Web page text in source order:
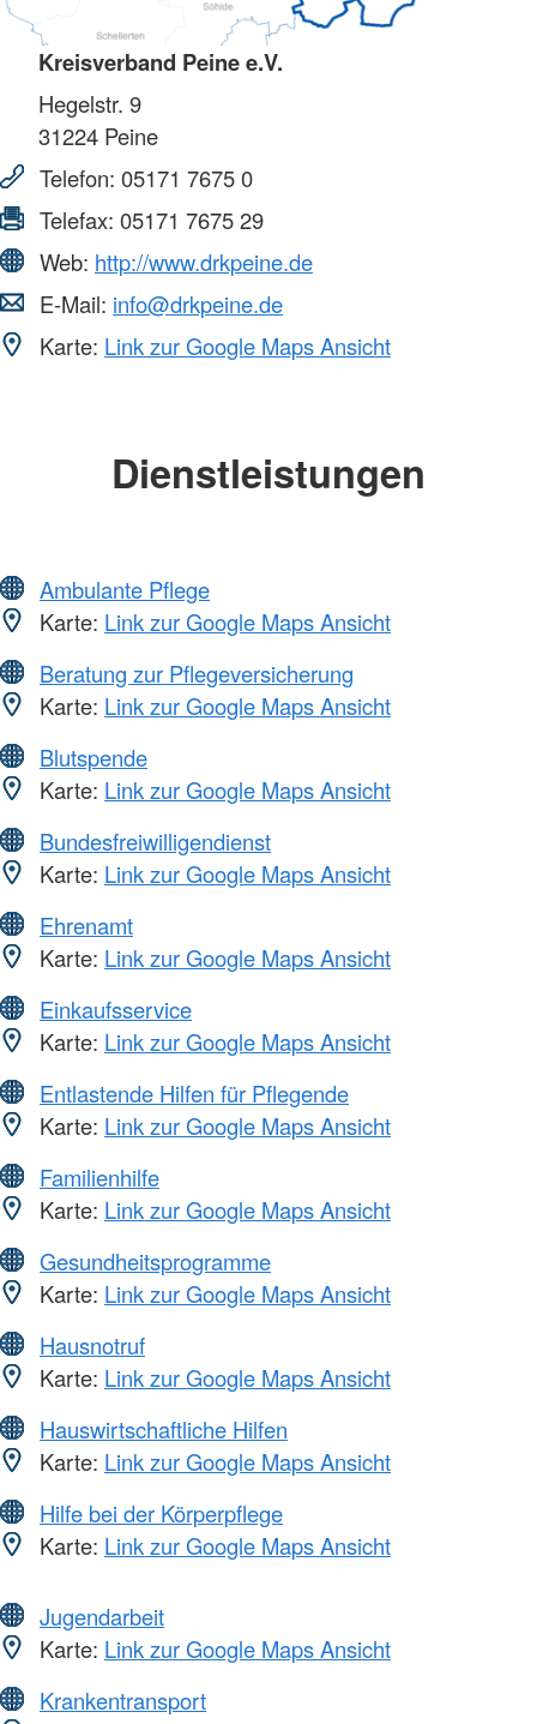
Kreisverband Peine e.V.
Hegelstr. 9
31224 Peine
Telefon: 05171 7675 0
Telefax: 05171 7675 29
Web: http://www.drkpeine.de
E-Mail: info@drkpeine.de
Karte: Link zur Google Maps Ansicht
Dienstleistungen
Ambulante Pflege
Karte: Link zur Google Maps Ansicht
Beratung zur Pflegeversicherung
Karte: Link zur Google Maps Ansicht
Blutspende
Karte: Link zur Google Maps Ansicht
Bundesfreiwilligendienst
Karte: Link zur Google Maps Ansicht
Ehrenamt
Karte: Link zur Google Maps Ansicht
Einkaufsservice
Karte: Link zur Google Maps Ansicht
Entlastende Hilfen für Pflegende
Karte: Link zur Google Maps Ansicht
Familienhilfe
Karte: Link zur Google Maps Ansicht
Gesundheitsprogramme
Karte: Link zur Google Maps Ansicht
Hausnotruf
Karte: Link zur Google Maps Ansicht
Hauswirtschaftliche Hilfen
Karte: Link zur Google Maps Ansicht
Hilfe bei der Körperpflege
Karte: Link zur Google Maps Ansicht
Jugendarbeit
Karte: Link zur Google Maps Ansicht
Krankentransport